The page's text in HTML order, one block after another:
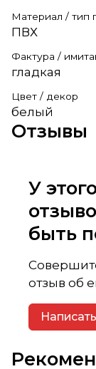
Материал / тип
ПВХ
Фактура /
гладкая
Цвет / декор
белый
Отзывы
У
быть
отзыв об